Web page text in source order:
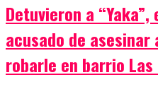
Detuvieron a
acusado de
robarle en barrio Las